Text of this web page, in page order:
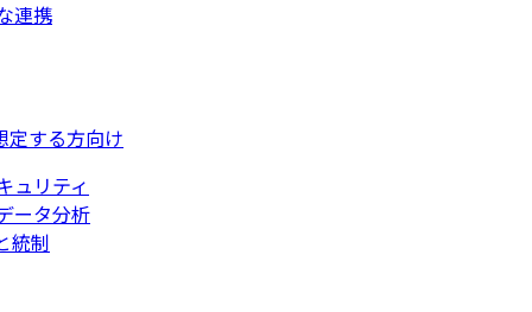
連携
定する方向け
ュリティ
ータ分析
統制